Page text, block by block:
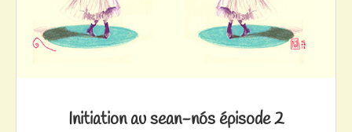
Initiation au sean-nós épisode 2